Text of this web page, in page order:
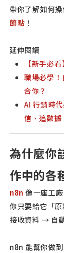
帶你了解如何操
節點 ！
延伸閱讀
【新手必
職場必學
合你？
AI 行銷時
信、追數據
為什麼你
作中的各
n8n 像一座工廠
你只要給它「
接收資料 → 自
n8n 能幫你做到